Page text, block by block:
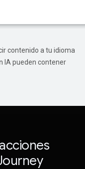
contenido a tu idioma
IA pueden contener